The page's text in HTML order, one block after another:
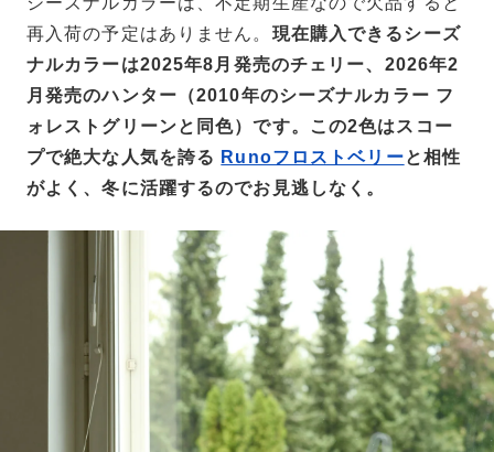
再入荷の予定はありません。 現在購入できるシーズ
ナルカラーは2025年8月発売のチェリー、2026年2
月発売のハンター（2010年のシーズナルカラー フ
ォレストグリーンと同色）です。この2色はスコー
プで絶大な人気を誇る Runoフロストベリーと相性
がよく、冬に活躍するのでお見逃しなく。